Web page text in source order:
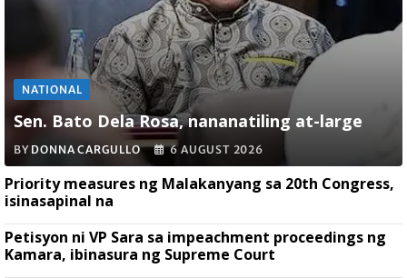
NATIONAL
Sen. Bato Dela Rosa, nananatiling at-large
BY DONNA CARGULLO 6 AUGUST 2026
Priority measures ng Malakanyang sa 20th Congress,
isinasapinal na
Petisyon ni VP Sara sa impeachment proceedings ng
Kamara, ibinasura ng Supreme Court